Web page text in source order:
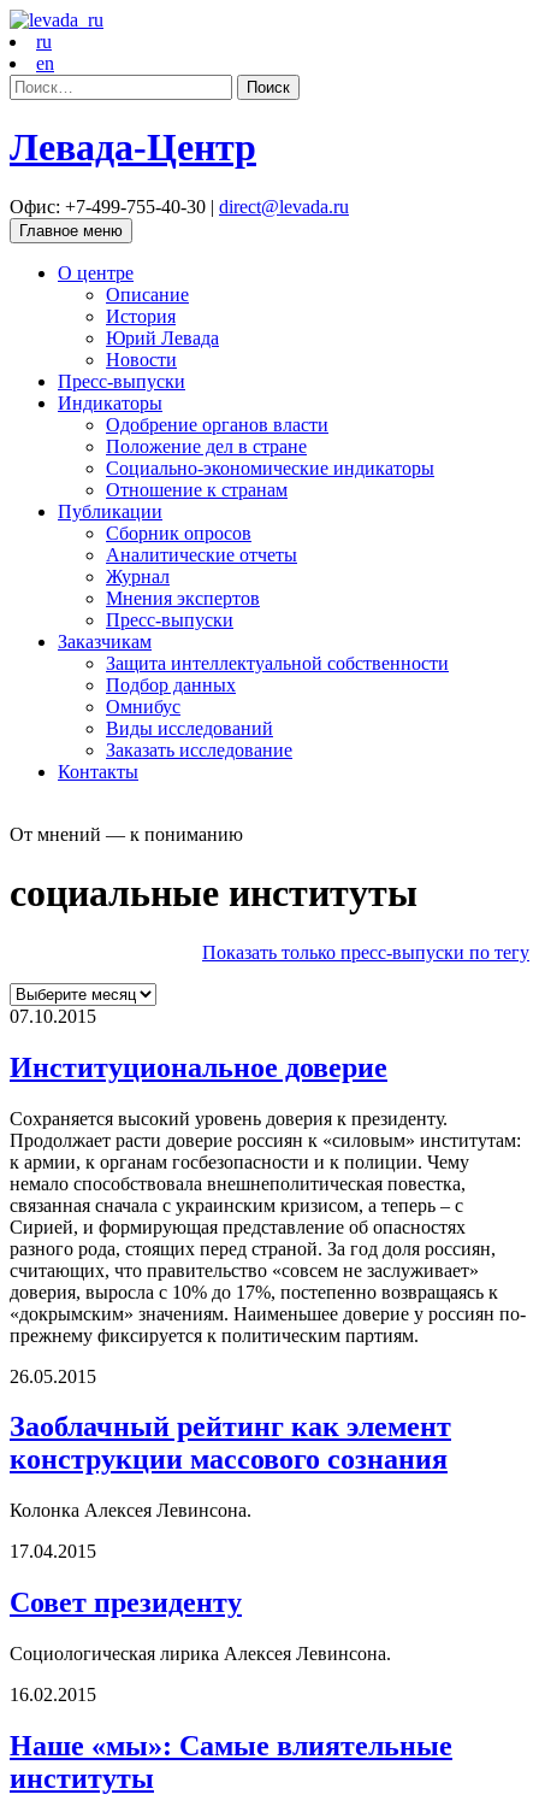
ru
en
Найти:
Левада-Центр
Офис: +7-499-755-40-30 | direct@levada.ru
Главное меню
О центре
Описание
История
Юрий Левада
Новости
Пресс-выпуски
Индикаторы
Одобрение органов власти
Положение дел в стране
Социально-экономические индикаторы
Отношение к странам
Публикации
Сборник опросов
Аналитические отчеты
Журнал
Мнения экспертов
Пресс-выпуски
Заказчикам
Защита интеллектуальной собственности
Подбор данных
Омнибус
Виды исследований
Заказать исследование
Контакты
От мнений — к пониманию
социальные институты
Показать только пресс-выпуски по тегу
07.10.2015
Институциональное доверие
Сохраняется высокий уровень доверия к президенту.
Продолжает расти доверие россиян к «силовым» институтам:
к армии, к органам госбезопасности и к полиции. Чему
немало способствовала внешнеполитическая повестка,
связанная сначала с украинским кризисом, а теперь – с
Сирией, и формирующая представление об опасностях
разного рода, стоящих перед страной. За год доля россиян,
считающих, что правительство «совсем не заслуживает»
доверия, выросла с 10% до 17%, постепенно возвращаясь к
«докрымским» значениям. Наименьшее доверие у россиян по-
прежнему фиксируется к политическим партиям.
26.05.2015
Заоблачный рейтинг как элемент
конструкции массового сознания
Колонка Алексея Левинсона.
17.04.2015
Совет президенту
Социологическая лирика Алексея Левинсона.
16.02.2015
Наше «мы»: Самые влиятельные
институты